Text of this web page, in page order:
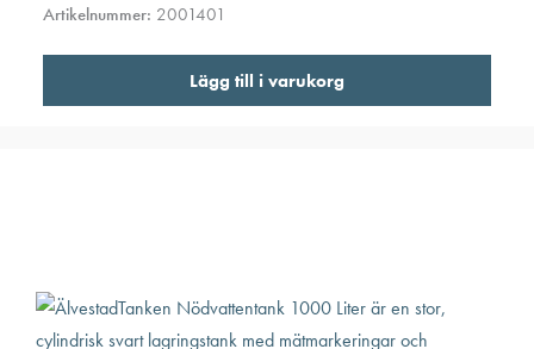
Artikelnummer: 2001401
Lägg till i varukorg